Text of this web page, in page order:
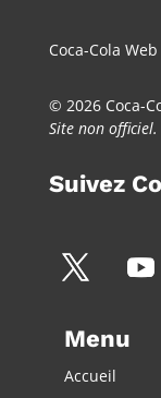
Coca-Cola
© 2026 Coca-
Site non officiel.
Suivez
Menu
Accueil